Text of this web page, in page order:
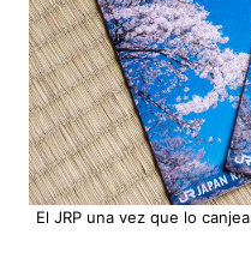
El JRP una vez que lo